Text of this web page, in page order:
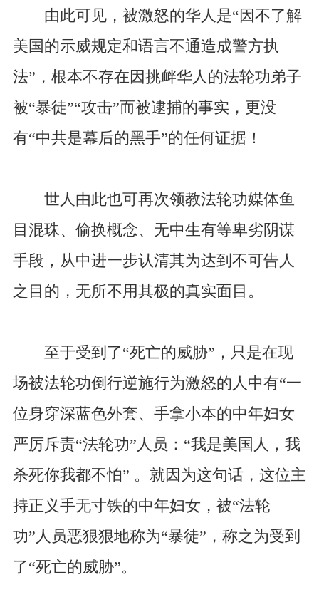
由此可见，被激怒的华人是“因不了解
美国的示威规定和语言不通造成警方执
法”，根本不存在因挑衅华人的法轮功弟子
被“暴徒”“攻击”而被逮捕的事实，更没
有“中共是幕后的黑手”的任何证据！
世人由此也可再次领教法轮功媒体鱼
目混珠、偷换概念、无中生有等卑劣阴谋
手段，从中进一步认清其为达到不可告人
之目的，无所不用其极的真实面目。
至于受到了“死亡的威胁”，只是在现
场被法轮功倒行逆施行为激怒的人中有“一
位身穿深蓝色外套、手拿小本的中年妇女
严厉斥责“法轮功”人员：“我是美国人，我
杀死你我都不怕” 。就因为这句话，这位主
持正义手无寸铁的中年妇女，被“法轮
功”人员恶狠狠地称为“暴徒”，称之为受到
了“死亡的威胁”。